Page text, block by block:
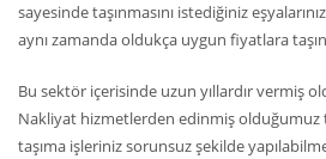
sayesinde taşınmasını istediğiniz
aynı zamanda oldukça uygun fiyatlara
Bu sektör içerisinde uzun yıllardır vermiş
Nakliyat hizmetlerden edinmiş olduğumuz
taşıma işleriniz sorunsuz şekilde